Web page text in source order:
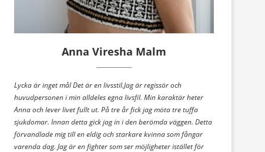
Anna Viresha Malm
Lycka är inget mål Det är en livsstil.Jag är regissör och
huvudpersonen i min alldeles egna livsfil. Min karaktär heter
Anna och lever livet fullt ut. På tre år fick jag möta tre tuffa
sjukdomar. Innan detta gick jag in i den berömda väggen. Detta
förvandlade mig till en eldig och starkare kvinna som fångar
varenda dag. Jag är en fighter som ser möjligheter istället för